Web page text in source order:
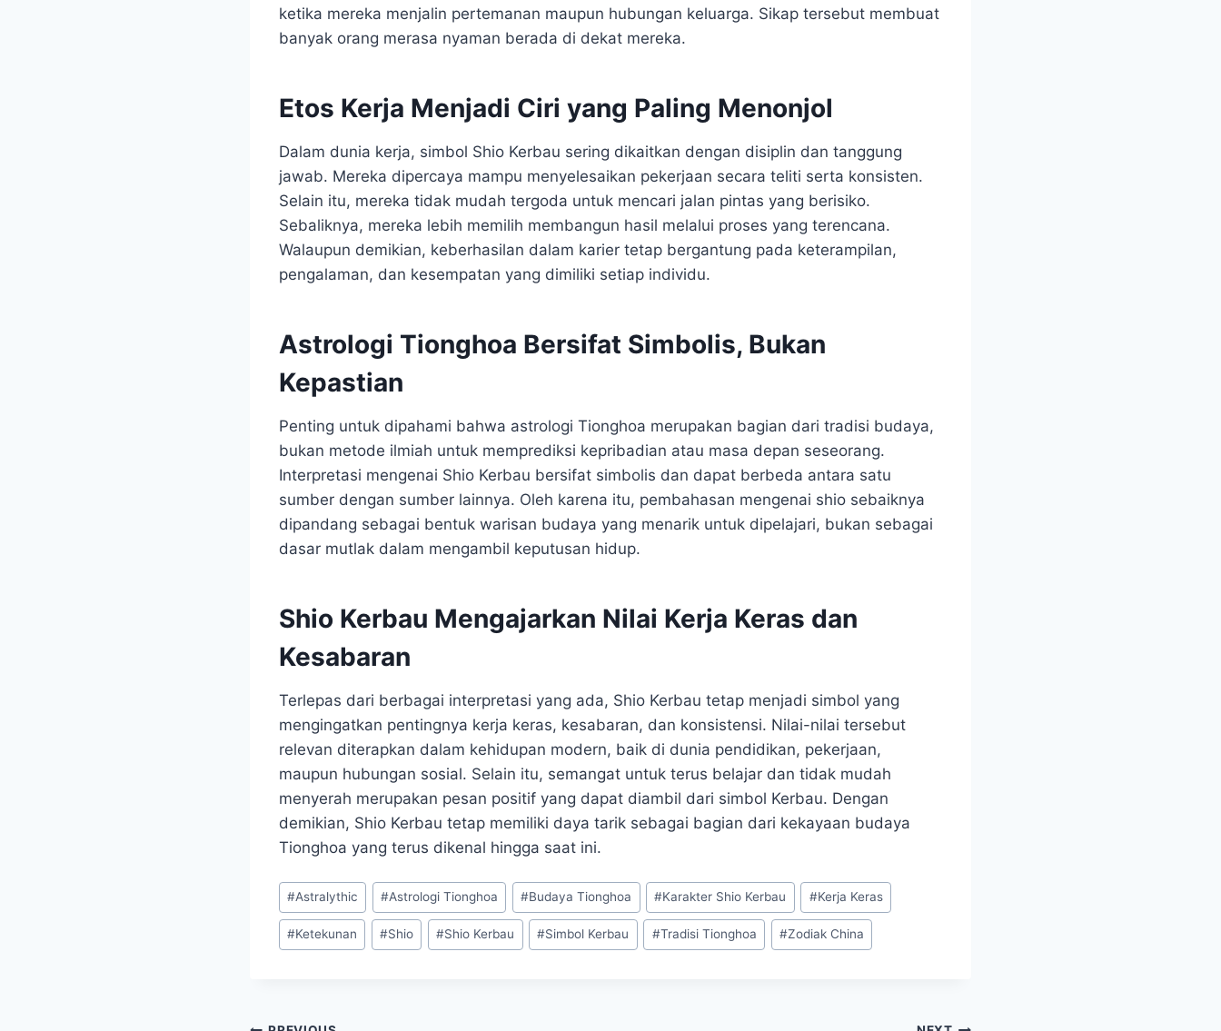
ketika mereka menjalin pertemanan maupun hubungan keluarga. Sikap tersebut membuat
banyak orang merasa nyaman berada di dekat mereka.
Etos Kerja Menjadi Ciri yang Paling Menonjol
Dalam dunia kerja, simbol Shio Kerbau sering dikaitkan dengan disiplin dan tanggung
jawab. Mereka dipercaya mampu menyelesaikan pekerjaan secara teliti serta konsisten.
Selain itu, mereka tidak mudah tergoda untuk mencari jalan pintas yang berisiko.
Sebaliknya, mereka lebih memilih membangun hasil melalui proses yang terencana.
Walaupun demikian, keberhasilan dalam karier tetap bergantung pada keterampilan,
pengalaman, dan kesempatan yang dimiliki setiap individu.
Astrologi Tionghoa Bersifat Simbolis, Bukan
Kepastian
Penting untuk dipahami bahwa astrologi Tionghoa merupakan bagian dari tradisi budaya,
bukan metode ilmiah untuk memprediksi kepribadian atau masa depan seseorang.
Interpretasi mengenai Shio Kerbau bersifat simbolis dan dapat berbeda antara satu
sumber dengan sumber lainnya. Oleh karena itu, pembahasan mengenai shio sebaiknya
dipandang sebagai bentuk warisan budaya yang menarik untuk dipelajari, bukan sebagai
dasar mutlak dalam mengambil keputusan hidup.
Shio Kerbau Mengajarkan Nilai Kerja Keras dan
Kesabaran
Terlepas dari berbagai interpretasi yang ada, Shio Kerbau tetap menjadi simbol yang
mengingatkan pentingnya kerja keras, kesabaran, dan konsistensi. Nilai-nilai tersebut
relevan diterapkan dalam kehidupan modern, baik di dunia pendidikan, pekerjaan,
maupun hubungan sosial. Selain itu, semangat untuk terus belajar dan tidak mudah
menyerah merupakan pesan positif yang dapat diambil dari simbol Kerbau. Dengan
demikian, Shio Kerbau tetap memiliki daya tarik sebagai bagian dari kekayaan budaya
Tionghoa yang terus dikenal hingga saat ini.
Post
Tags:
#Astralythic #Astrologi Tionghoa #Budaya Tionghoa #Karakter Shio Kerbau #Kerja Keras
#Ketekunan #Shio #Shio Kerbau #Simbol Kerbau #Tradisi Tionghoa #Zodiak China